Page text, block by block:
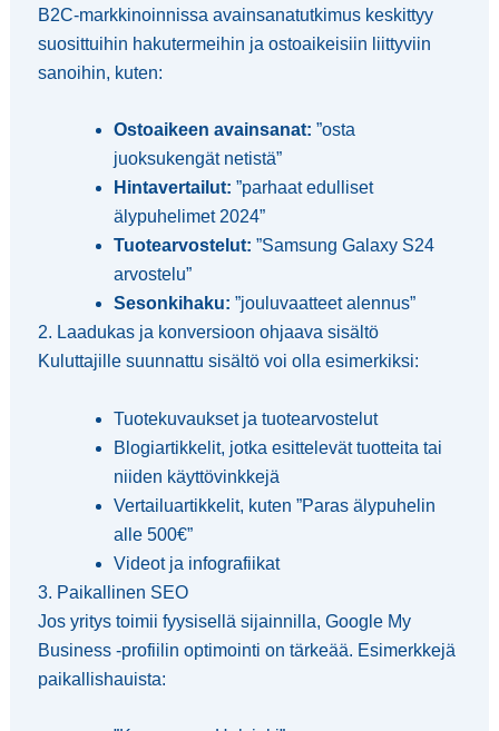
B2C-markkinoinnissa avainsanatutkimus keskittyy
suosittuihin hakutermeihin ja ostoaikeisiin liittyviin
sanoihin, kuten:
Ostoaikeen avainsanat: ”osta
juoksukengät netistä”
Hintavertailut: ”parhaat edulliset
älypuhelimet 2024”
Tuotearvostelut: ”Samsung Galaxy S24
arvostelu”
Sesonkihaku: ”jouluvaatteet alennus”
2. Laadukas ja konversioon ohjaava sisältö
Kuluttajille suunnattu sisältö voi olla esimerkiksi:
Tuotekuvaukset ja tuotearvostelut
Blogiartikkelit, jotka esittelevät tuotteita tai
niiden käyttövinkkejä
Vertailuartikkelit, kuten ”Paras älypuhelin
alle 500€”
Videot ja infografiikat
3. Paikallinen SEO
Jos yritys toimii fyysisellä sijainnilla, Google My
Business -profiilin optimointi on tärkeää. Esimerkkejä
paikallishauista: